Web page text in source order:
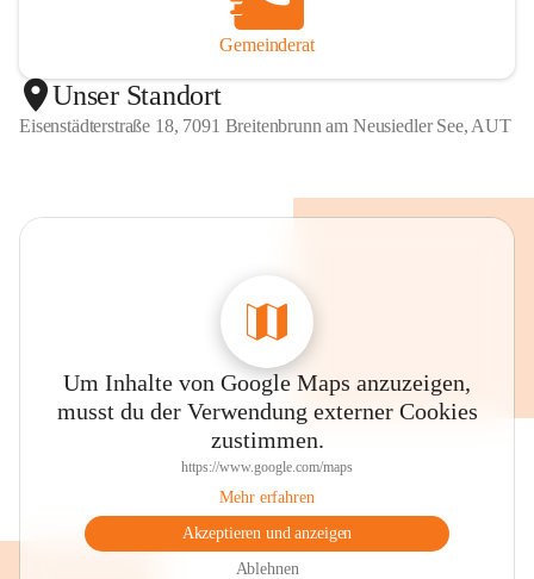
Gemeinderat
Unser Standort
Eisenstädterstraße 18, 7091 Breitenbrunn am Neusiedler See, AUT
Um Inhalte von Google Maps anzuzeigen,
musst du der Verwendung externer Cookies
zustimmen.
https://www.google.com/maps
Mehr erfahren
Akzeptieren und anzeigen
Ablehnen